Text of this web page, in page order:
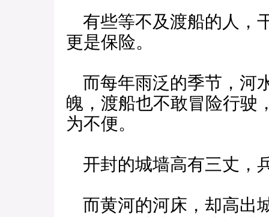
有些等不及渡船的人，
更是保险。
而每年雨泛的季节，河
魄，渡船也不敢冒险行驶
为不便。
开封的城墙高有三丈，
而黄河的河床，却高出